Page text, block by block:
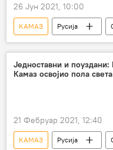
26 Јун 2021, 10:00
КАМАЗ Русија
Једноставни и поуздани:
Камаз освојио пола
21 Фебруар 2021, 12:40
КАМАЗ Русија